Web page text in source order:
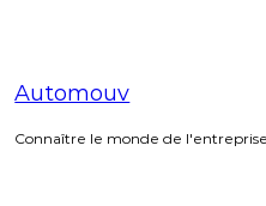
Automouv
Connaître le monde de